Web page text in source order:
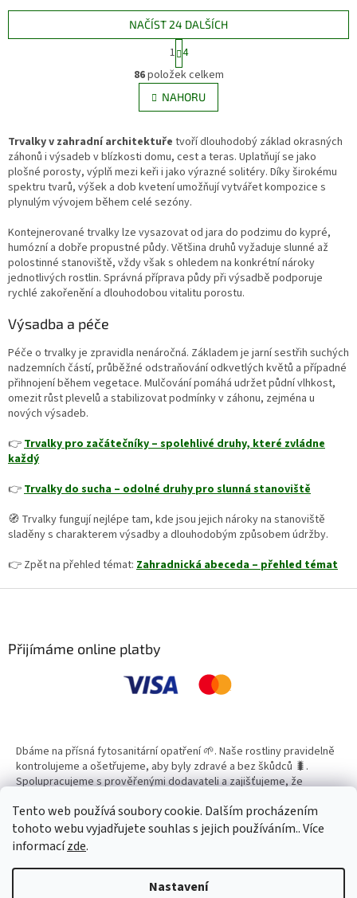
Tento web používá soubory cookie. Dalším procházením
tohoto webu vyjadřujete souhlas s jejich používáním.. Více
informacízde.
Nastavení
okvětní lístky mají sytě vínově
červený střed, který vytváří
nápadný kontrast. Kultivar je
propustných záhonů, lemů,
štěrkových výsadeb i nádob.
světlý kontrast ve slunných
záhonech a výborně snáší horko
i sušší půdu. Hodí se do
štěrkových zahrad,
suchomilných výsadeb, lemů,
moderních kompozic i větších
nádob.
O
v
l
á
a
c
í
p
r
k
y
v
ý
p
NAČÍST 24 DALŠÍCH
S
t
r
á
n
k
v
á
n
í
1 4
86položek celkem
NAHORU
Trvalky v zahradní architektuře tvoří dlouhodobý základ okrasných
záhonů i výsadeb v blízkosti domu, cest a teras. Uplatňují se jako
plošné porosty, výplň mezi keři i jako výrazné solitéry. Díky širokému
spektru tvarů, výšek a dob kvetení umožňují vytvářet kompozice s
plynulým vývojem během celé sezóny.
Kontejnerované trvalky lze vysazovat od jara do podzimu do kypré,
humózní a dobře propustné půdy. Většina druhů vyžaduje slunné až
polostinné stanoviště, vždy však s ohledem na konkrétní nároky
jednotlivých rostlin. Správná příprava půdy při výsadbě podporuje
rychlé zakořenění a dlouhodobou vitalitu porostu.
Výsadba a péče
Péče o trvalky je zpravidla nenáročná. Základem je jarní sestřih suchých
nadzemních částí, průběžné odstraňování odkvetlých květů a případné
přihnojení během vegetace. Mulčování pomáhá udržet půdní vlhkost,
omezit růst plevelů a stabilizovat podmínky v záhonu, zejména u
nových výsadeb.
👉 Trvalky pro začátečníky – spolehlivé druhy, které zvládne
každý
👉 Trvalky do sucha – odolné druhy pro slunná stanoviště
🧭 Trvalky fungují nejlépe tam, kde jsou jejich nároky na stanoviště
sladěny s charakterem výsadby a dlouhodobým způsobem údržby.
👉 Zpět na přehled témat: Zahradnická abeceda – přehled témat
Přijímáme online platby
Dbáme na přísná fytosanitární opatření 🌱. Naše rostliny pravidelně
kontrolujeme a ošetřujeme, aby byly zdravé a bez škůdců 🐛.
Spolupracujeme s prověřenými dodavateli a zajišťujeme, že